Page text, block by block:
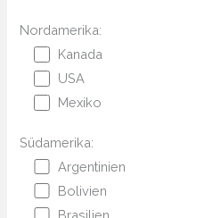
Nordamerika:
Kanada
USA
Mexiko
Südamerika:
Argentinien
Bolivien
Brasilien